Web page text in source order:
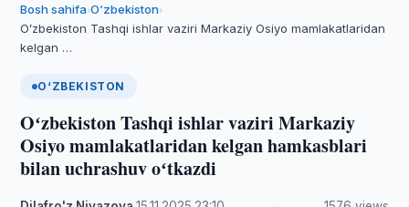
Bosh sahifa›O‘zbekiston›
Oʻzbekiston Tashqi ishlar vaziri Markaziy Osiyo mamlakatlaridan
kelgan …
O‘ZBEKISTON
Oʻzbekiston Tashqi ishlar vaziri Markaziy
Osiyo mamlakatlaridan kelgan hamkasblari
bilan uchrashuv oʻtkazdi